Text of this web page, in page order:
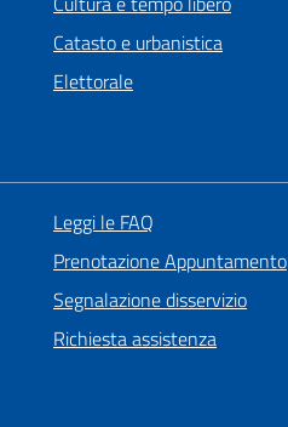
Catasto e urbanistica
Elettorale
Leggi le FAQ
Prenotazione Appuntamento
Segnalazione disservizio
Richiesta assistenza